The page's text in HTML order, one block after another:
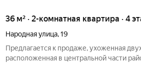
36 м² · 2-комнатная квартира · 4
Народная улица,19
Предлагается к продаже, ухоженная
расположенная в центральной части